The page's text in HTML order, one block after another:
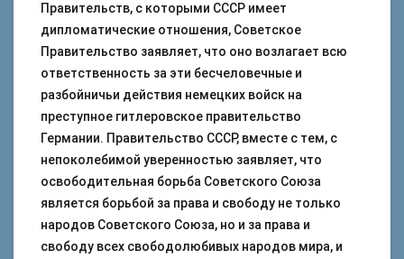
Правительств, с которыми СССР имеет
дипломатические отношения, Советское
Правительство заявляет, что оно возлагает всю
ответственность за эти бесчеловечные и
разбойничьи действия немецких войск на
преступное гитлеровское правительство
Германии. Правительство СССР, вместе с тем, с
непоколебимой уверенностью заявляет, что
освободительная борьба Советского Союза
является борьбой за права и свободу не только
народов Советского Союза, но и за права и
свободу всех свободолюбивых народов мира, и